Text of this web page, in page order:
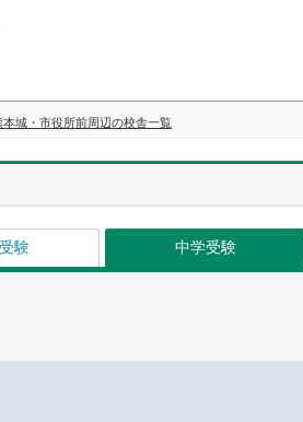
本城・市役所前周辺の校舎一覧
験 中学受験